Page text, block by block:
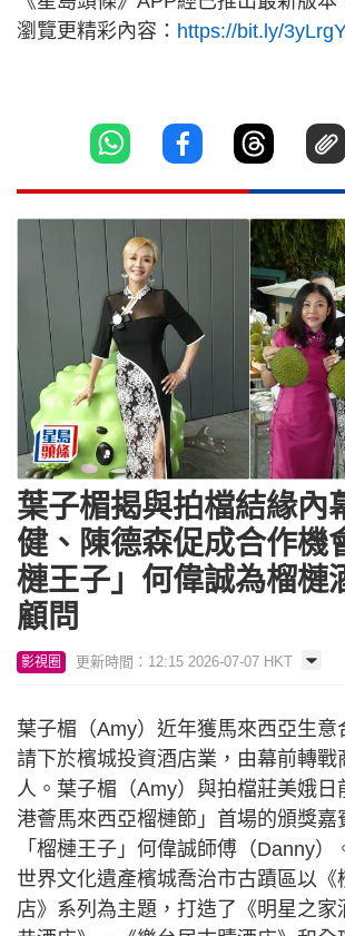
瀏覽更精彩內容： https://bit.ly/
葉子楣揭與拍檔結緣內
健、陳德森促成合作機
槤王子」何偉誠為榴槤
顧問
影視圈 更新時間：12:15 2026-07-07 HKT
葉子楣（Amy）近年獲馬來西亞生意
請下於檳城投資酒店業，由幕前轉戰
人。葉子楣（Amy）與拍檔莊美娥日
港薈馬來西亞榴槤節」首場的頒獎嘉
「榴槤王子」何偉誠師傅（Danny）
世界文化遺產檳城喬治市古蹟區以《
店》系列為主題，打造了《明星之家